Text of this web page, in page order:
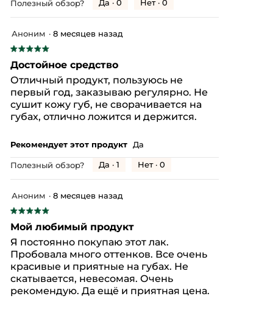
Полезный обзор? Да · 0 Нет · 0
★★★★★
★★★★★
из
5
звезд.
Аноним · 8 месяцев назад
Достойное средство
Отличный продукт, пользуюсь не
первый год, заказываю регулярно. Не
сушит кожу губ, не сворачивается на
губах, отлично ложится и держится.
Рекомендует этот продукт Да
Полезный обзор? Да · 1 Нет · 0
★★★★★
★★★★★
5
звезд.
Аноним · 8 месяцев назад
Мой любимый продукт
Я постоянно покупаю этот лак.
Пробовала много оттенков. Все очень
красивые и приятные на губах. Не
скатывается, невесомая. Очень
рекомендую. Да ещё и приятная цена.